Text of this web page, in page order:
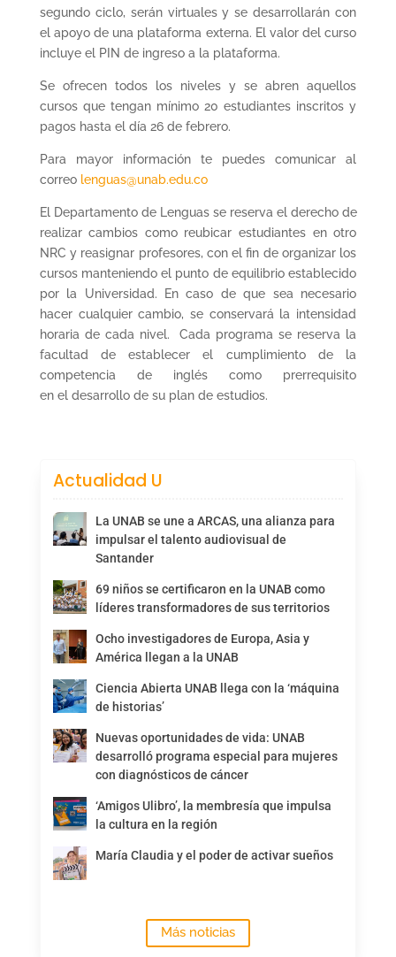
segundo ciclo, serán virtuales y se desarrollarán con
el apoyo de una plataforma externa. El valor del curso
incluye el PIN de ingreso a la plataforma.
Se ofrecen todos los niveles y se abren aquellos
cursos que tengan mínimo 20 estudiantes inscritos y
pagos hasta el día 26 de febrero.
Para mayor información te puedes comunicar al
correo lenguas@unab.edu.co
El Departamento de Lenguas se reserva el derecho de
realizar cambios como reubicar estudiantes en otro
NRC y reasignar profesores, con el fin de organizar los
cursos manteniendo el punto de equilibrio establecido
por la Universidad. En caso de que sea necesario
hacer cualquier cambio, se conservará la intensidad
horaria de cada nivel. Cada programa se reserva la
facultad de establecer el cumplimiento de la
competencia de inglés como prerrequisito
en el desarrollo de su plan de estudios.
Actualidad U
La UNAB se une a ARCAS, una alianza para
impulsar el talento audiovisual de
Santander
69 niños se certificaron en la UNAB como
líderes transformadores de sus territorios
Ocho investigadores de Europa, Asia y
América llegan a la UNAB
Ciencia Abierta UNAB llega con la ‘máquina
de historias’
Nuevas oportunidades de vida: UNAB
desarrolló programa especial para mujeres
con diagnósticos de cáncer
‘Amigos Ulibro’, la membresía que impulsa
la cultura en la región
María Claudia y el poder de activar sueños
Más noticias